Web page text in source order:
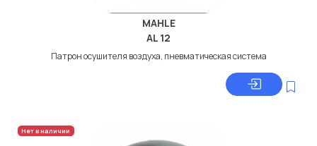
MAHLE
AL 12
Патрон осушителя воздуха, пневматическая система
Нет в наличии